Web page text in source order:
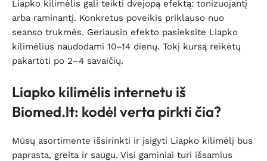
Liapko kilimėlis gali teikti dvejopą efektą: tonizuojantį
arba raminantį. Konkretus poveikis priklauso nuo
seanso trukmės. Geriausio efekto pasieksite Liapko
kilimėlius naudodami 10–14 dienų. Tokį kursą reikėtų
pakartoti po 2–4 savaičių.
Liapko kilimėlis internetu iš
Biomed.lt: kodėl verta pirkti čia?
Mūsų asortimente išsirinkti ir įsigyti Liapko kilimėlį bus
paprasta, greita ir saugu. Visi gaminiai turi išsamius